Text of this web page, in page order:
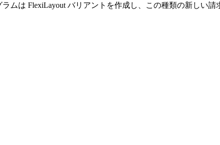
は FlexiLayout バリアントを作成し、この種類の新しい請